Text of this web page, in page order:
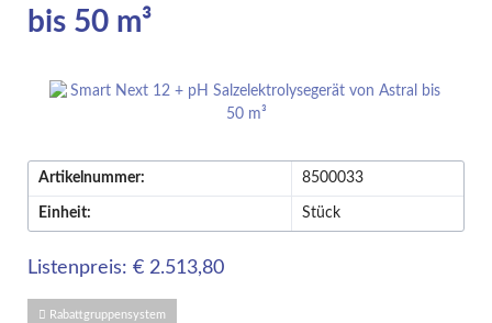
bis 50 m³
Artikelnummer: 8500033
Einheit: Stück
Listenpreis: € 2.513,80
Rabattgruppensystem